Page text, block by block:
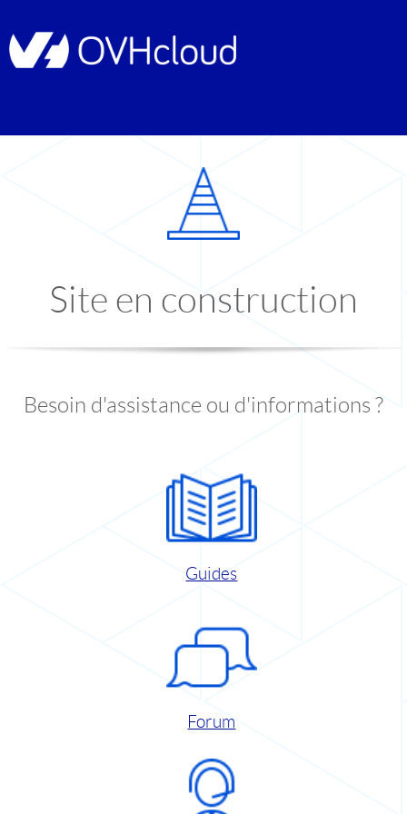
Site en construction
Besoin d'assistance ou d'informations ?
Guides
Forum